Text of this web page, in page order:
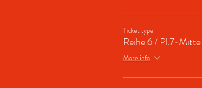
Ticket type
Reihe 6 / Pl.7-Mitte
More info